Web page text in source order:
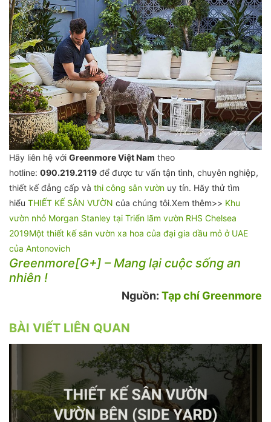
Hãy liên hệ với Greenmore Việt Nam theo
hotline: 090.219.2119 để được tư vấn tận tình, chuyên nghiệp,
thiết kế đẳng cấp và thi công sân vườn uy tín. Hãy thử tìm
hiểu THIẾT KẾ SÂN VƯỜN của chúng tôi.Xem thêm>> Khu
vườn nhỏ Morgan Stanley tại Triển lãm vườn RHS Chelsea
2019Một thiết kế sân vườn xa hoa của đại gia dầu mỏ ở UAE
của Antonovich
Greenmore[G+] – Mang lại cuộc sống an
nhiên !
Nguồn: Tạp chí Greenmore
BÀI VIẾT LIÊN QUAN